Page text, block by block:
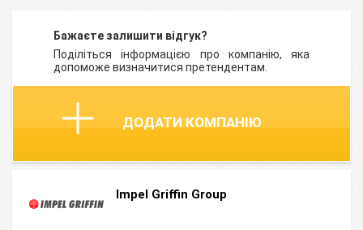
Бажаєте залишити відгук?
Поділіться інформацією про компанію, яка
допоможе визначитися претендентам.
ДОДАТИ КОМПАНІЮ
Impel Griffin Group